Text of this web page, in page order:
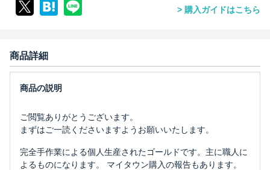
購入ガイドはこちら
商品詳細
ご閲覧ありがとうございます。
まずはご一読くださいますようお願いいたします。
完全手作業による個人生産されたゴールドです。主に職人に
よるものになります。 マイタウン購入の報告もあります。